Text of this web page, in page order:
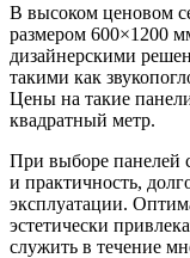
В высоком ценовом
размером 600×1200
дизайнерскими
такими как
Цены на такие
квадратный метр.
При выборе панелей
и практичность,
эксплуатации.
эстетически
служить в течение